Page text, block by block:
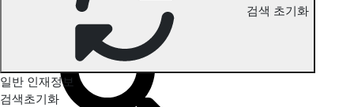
부산동구 중국마사지 구직정보 검색 초기화
일반 인재정보
검색초기화